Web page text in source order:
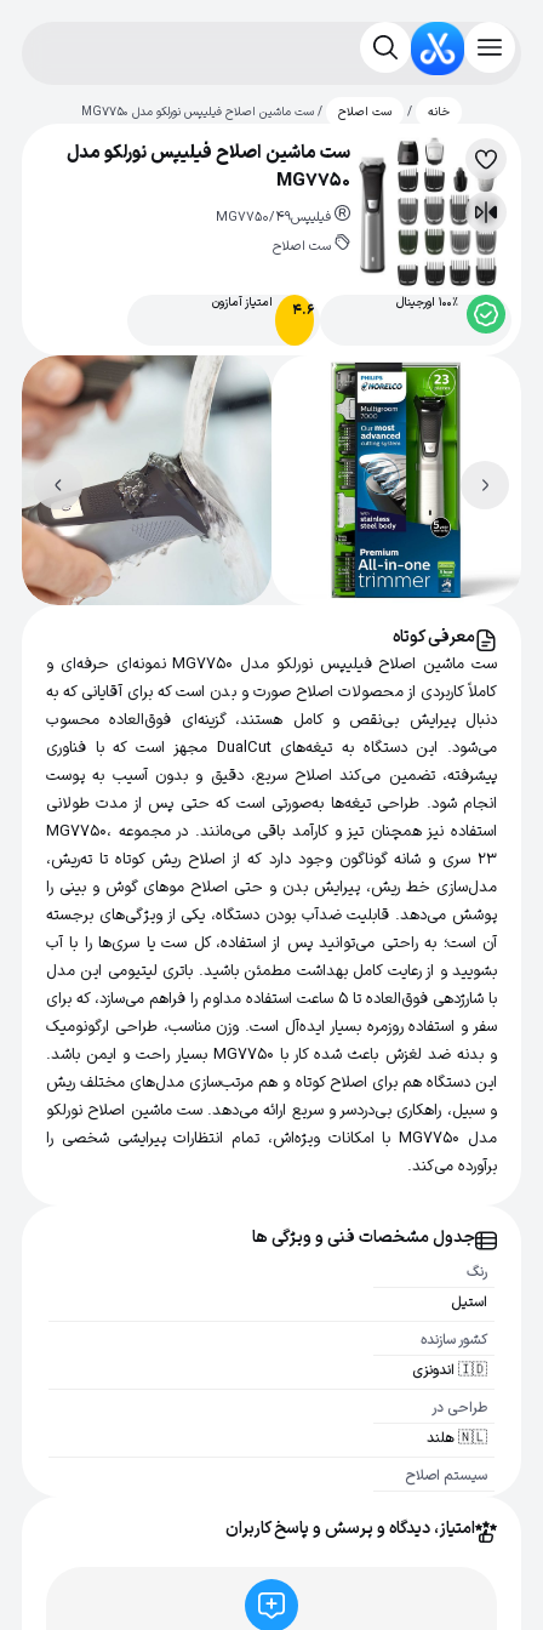
خانه / ست اصلاح / ست ماشین اصلاح فیلیپس نورلکو مدل MG7750
لیست
علاقه‌مندی
مقایسه
ست ماشین اصلاح فیلیپس نورلکو مدل
MG7750
فیلیپسMG7750/49
ست اصلاح
100% اورجینال 4.6 امتیاز آمازون
معرفی کوتاه
ست ماشین اصلاح فیلیپس نورلکو مدل MG7750 نمونه‌ای حرفه‌ای و
کاملاً کاربردی از محصولات اصلاح صورت و بدن است که برای آقایانی که به
دنبال پیرایش بی‌نقص و کامل هستند، گزینه‌ای فوق‌العاده محسوب
می‌شود. این دستگاه به تیغه‌های DualCut مجهز است که با فناوری
پیشرفته، تضمین می‌کند اصلاح سریع، دقیق و بدون آسیب به پوست
انجام شود. طراحی تیغه‌ها به‌صورتی است که حتی پس از مدت طولانی
استفاده نیز همچنان تیز و کارآمد باقی می‌مانند. در مجموعه MG7750،
23 سری و شانه گوناگون وجود دارد که از اصلاح ریش کوتاه تا ته‌ریش،
مدل‌سازی خط ریش، پیرایش بدن و حتی اصلاح موهای گوش و بینی را
پوشش می‌دهد. قابلیت ضدآب بودن دستگاه، یکی از ویژگی‌های برجسته
آن است؛ به ‌راحتی می‌توانید پس از استفاده، کل ست یا سری‌ها را با آب
بشویید و از رعایت کامل بهداشت مطمئن باشید. باتری لیتیومی این مدل
با شارژدهی فوق‌العاده تا 5 ساعت استفاده مداوم را فراهم می‌سازد، که برای
سفر و استفاده روزمره بسیار ایده‌آل است. وزن مناسب، طراحی ارگونومیک
و بدنه ضد لغزش باعث شده کار با MG7750 بسیار راحت و ایمن باشد.
این دستگاه هم برای اصلاح کوتاه و هم مرتب‌سازی مدل‌های مختلف ریش
و سبیل، راهکاری بی‌دردسر و سریع ارائه می‌دهد. ست ماشین اصلاح نورلکو
مدل MG7750 با امکانات ویژه‌اش، تمام انتظارات پیرایشی شخصی را
برآورده می‌کند.
جدول مشخصات فنی و ویژگی ها
رنگ
استیل
کشور سازنده
🇮🇩 اندونزی
طراحی در
🇳🇱 هلند
سیستم اصلاح
ضد آب
امتیاز، دیدگاه و پرسش و پاسخ کاربران